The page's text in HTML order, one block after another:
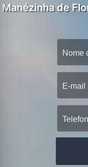
Manézinha de